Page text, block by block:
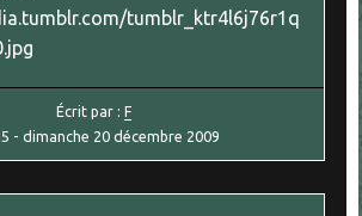
tumblr_ktr4l6j76r1q
Écrit par :F
-dimanche 20 décembre 2009